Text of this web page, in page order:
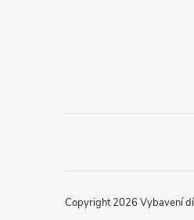
Copyright 2026 Vybavení